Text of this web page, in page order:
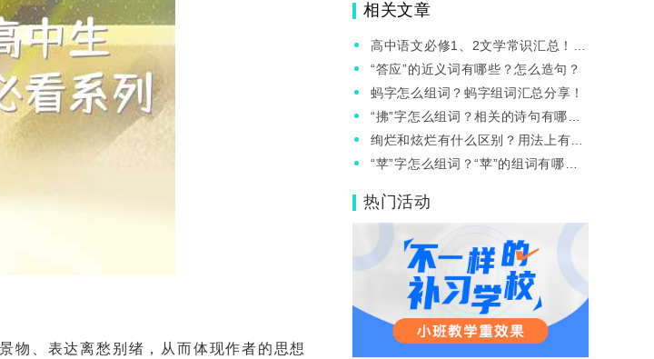
、表达离愁别绪，从而体现作者的思想
相关文章
高中语文必修1、2文学常识汇总！高
中生速收藏！
“答应”的近义词有哪些？怎么造句？
蚂字怎么组词？蚂字组词汇总分享！
“拂”字怎么组词？相关的诗句有哪
些？
绚烂和炫烂有什么区别？用法上有什
么不同？
“苹”字怎么组词？“苹”的组词有哪
热门活动